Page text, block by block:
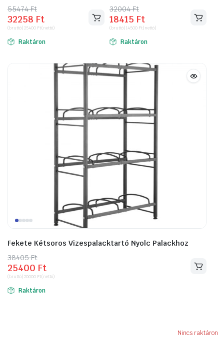
55474Ft
Original
price
was:
55474 Ft.
32258 Ft
Current
price
is:
32258 Ft.
(bruttó)25400 Ft(nettó)
Raktáron
32004Ft
Original
price
was:
32004 Ft.
18415 Ft
Current
price
is:
18415 Ft.
(bruttó)14500 Ft(nettó)
Raktáron
Fekete Kétsoros Vizespalacktartó Nyolc Palackhoz
38405Ft
Original
price
was:
38405 Ft.
25400 Ft
Current
price
is:
25400 Ft.
(bruttó)20000 Ft(nettó)
Raktáron
Nincs raktáron